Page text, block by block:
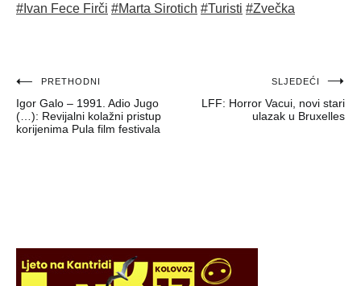
#Ivan Fece Firči #Marta Sirotich #Turisti #Zvečka
Navigacija
objava
PRETHODNI
Igor Galo – 1991. Adio Jugo
(…): Revijalni kolažni pristup
korijenima Pula film festivala
SLJEDEĆI
LFF: Horror Vacui, novi stari
ulazak u Bruxelles